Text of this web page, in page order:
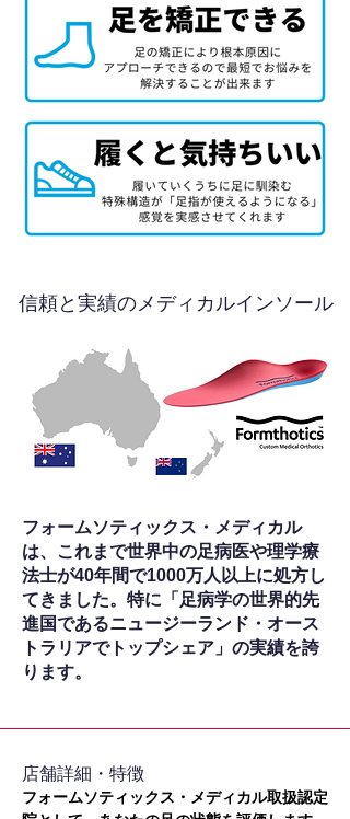
信頼と実績のメディカルインソール
フォームソティックス・メディカル
は、これまで世界中の足病医や理学療
法士が40年間で1000万人以上に処方し
てきました。特に「足病学の世界的先
進国であるニュージーランド・オース
トラリアでトップシェア」の実績を誇
ります。
​店舗詳細・特徴
フォームソティックス・メディカル取扱認定